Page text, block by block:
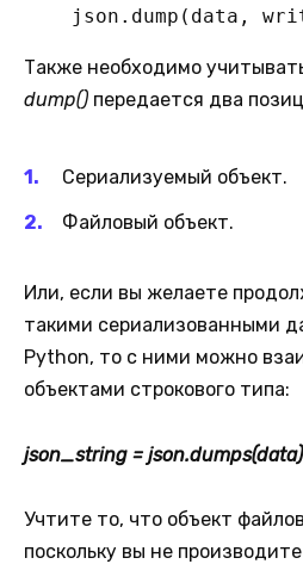
json.dump(data,
Также необходимо
dump() передается два
Сериализуемый объект.
Файловый объект.
Или, если вы желаете
такими сериализованными
Python, то с ними можно
объектами строкового типа:
json_string = json.dumps(data)
Учтите то, что объект
поскольку вы не